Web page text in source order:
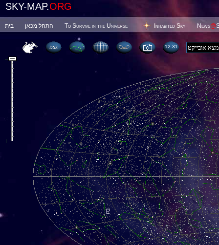
SKY-MAP.ORG
בית התחל מכאן To Survive in the Universe Inhabited Sky News@
12 31